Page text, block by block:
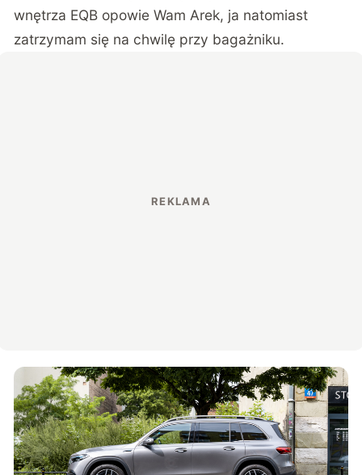
wnętrza EQB opowie Wam Arek, ja natomiast
zatrzymam się na chwilę przy bagażniku.